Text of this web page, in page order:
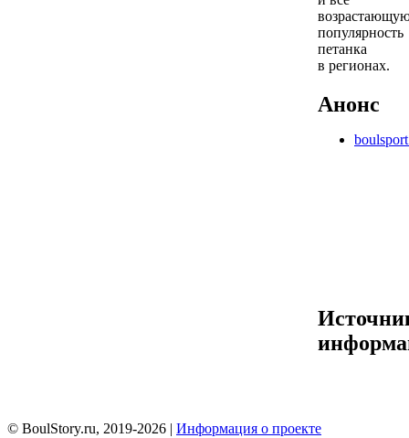
популярность
петанка
в регионах.
Анонс
© BoulStory.ru, 2019-2026 | Информация о проекте